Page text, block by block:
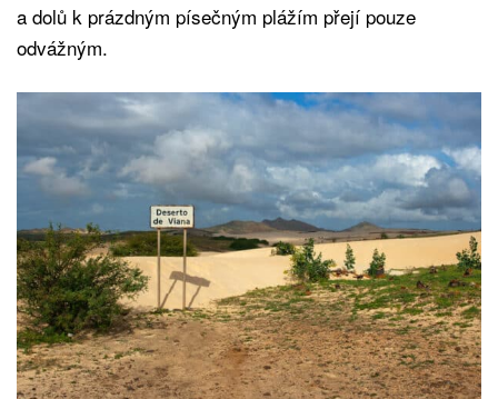
a dolů k prázdným písečným plážím přejí pouze
odvážným.